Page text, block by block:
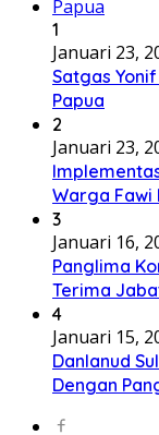
1
Januari 23,
Satgas
Papua
2
Januari 23,
Warga Fawi
3
Januari 16,
Panglima
Terima
4
Januari 15,
Danlanud
Dengan